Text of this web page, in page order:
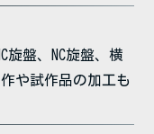
旋盤、NC旋盤、横
や試作品の加工も